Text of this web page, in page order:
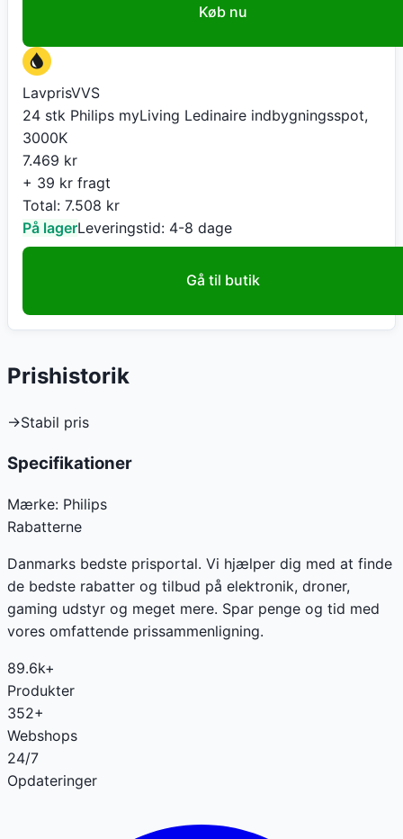
Køb nu
LavprisVVS
24 stk Philips myLiving Ledinaire indbygningsspot,
3000K
7.469 kr
+ 39 kr fragt
Total: 7.508 kr
På lagerLeveringstid: 4-8 dage
Gå til butik
Prishistorik
→Stabil pris
Specifikationer
Mærke: Philips
Rabatterne
Danmarks bedste prisportal. Vi hjælper dig med at finde
de bedste rabatter og tilbud på elektronik, droner,
gaming udstyr og meget mere. Spar penge og tid med
vores omfattende prissammenligning.
89.6k+
Produkter
352+
Webshops
24/7
Opdateringer